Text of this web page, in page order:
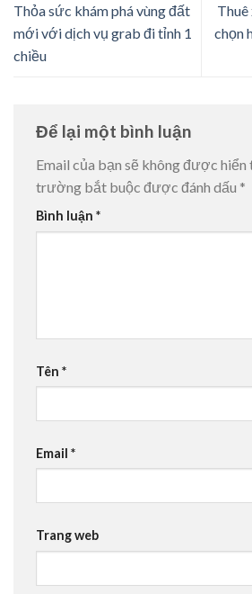
Thỏa sức khám phá vùng đất
mới với dịch vụ grab đi tỉnh 1
chiều
Thuê
chọn
Để lại một bình luận
Email của bạn sẽ không được hiển
trường bắt buộc được đánh dấu *
Bình luận *
Tên *
Email *
Trang web